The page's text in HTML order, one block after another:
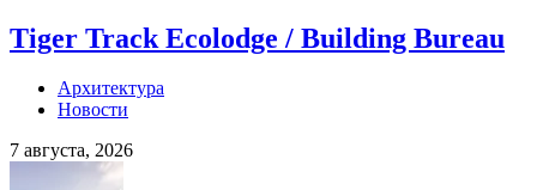
Tiger Track Ecolodge / Building Bureau
Архитектура
Новости
7 августа, 2026